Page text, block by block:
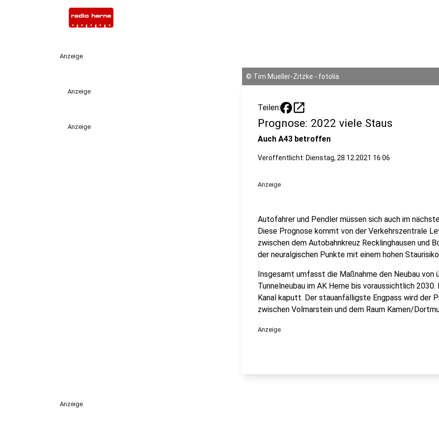
Anzeige
Anzeige
Anzeige
© Tim Mueller-Zitzke - fotolia
Teilen: open_in_new
Prognose: 2022 viele Staus
Auch A43 betroffen
Veröffentlicht: Dienstag, 28.12.2021 16:06
Anzeige
Autofahrer und Pendler müssen sich auch im
Diese Prognose kommt von der Verkehrszentrale
zwischen dem Autobahnkreuz Recklinghausen und
der neuralgischen Punkte mit einem hohen
Insgesamt umfasst die Maßnahme den Neubau von
Tunnelneubau im AK Herne bis voraussichtlich
Kanal kaputt. Der stauanfälligste Engpass wird der
zwischen Volmarstein und dem Raum Kamen/
Anzeige
Anzeige